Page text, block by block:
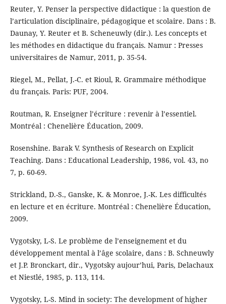
Reuter, Y. Penser la perspective didactique : la question de
l’articulation disciplinaire, pédagogique et scolaire. Dans : B.
Daunay, Y. Reuter et B. Scheneuwly (dir.). Les concepts et
les méthodes en didactique du français. Namur : Presses
universitaires de Namur, 2011, p. 35-54.
Riegel, M., Pellat, J.-C. et Rioul, R. Grammaire méthodique
du français. Paris: PUF, 2004.
Routman, R. Enseigner l’écriture : revenir à l’essentiel.
Montréal : Chenelière Éducation, 2009.
Rosenshine. Barak V. Synthesis of Research on Explicit
Teaching. Dans : Educational Leadership, 1986, vol. 43, no
7, p. 60-69.
Strickland, D.-S., Ganske, K. & Monroe, J.-K. Les difficultés
en lecture et en écriture. Montréal : Chenelière Éducation,
2009.
Vygotsky, L-S. Le problème de l’enseignement et du
développement mental à l’âge scolaire, dans : B. Schneuwly
et J.P. Bronckart, dir., Vygotsky aujour’hui, Paris, Delachaux
et Niestlé, 1985, p. 113, 114.
Vygotsky, L-S. Mind in society: The development of higher